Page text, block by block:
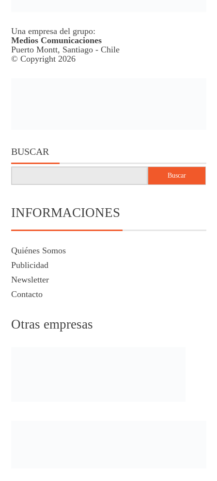
Una empresa del grupo:
Medios Comunicaciones
Puerto Montt, Santiago - Chile
© Copyright 2026
BUSCAR
Buscar
INFORMACIONES
Quiénes Somos
Publicidad
Newsletter
Contacto
Otras empresas